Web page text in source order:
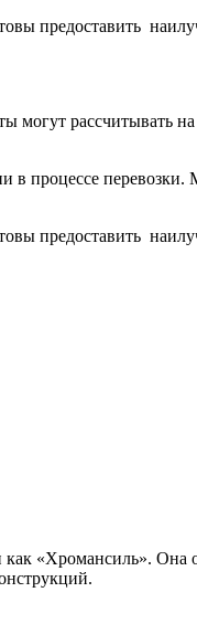
предоставить
могут рассчитывать
в процессе
предоставить
«Хромансиль». Она